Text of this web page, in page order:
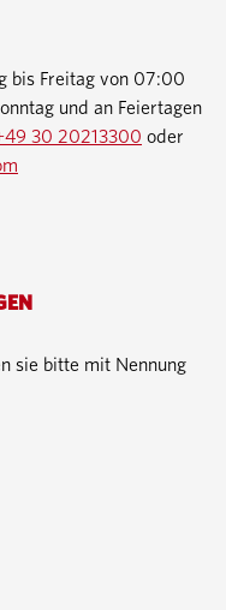
bis Freitag von 07:00
und an Feiertagen
30 20213300 oder
sie bitte mit Nennung